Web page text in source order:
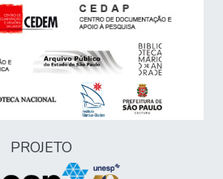
PROJETO